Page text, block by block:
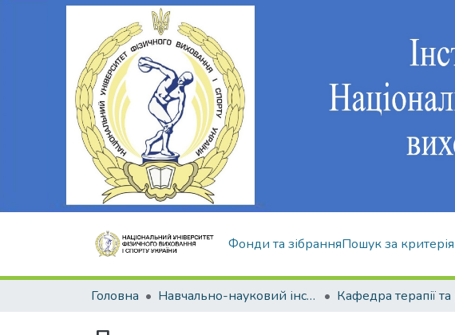
Фонди та зібранняПошук за
Головна Навчально-науковий інститут здоров'я, реабілітації та фізичного виховання